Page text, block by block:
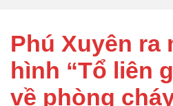
Phú Xuyên ra
hình “Tổ liên
về phòng